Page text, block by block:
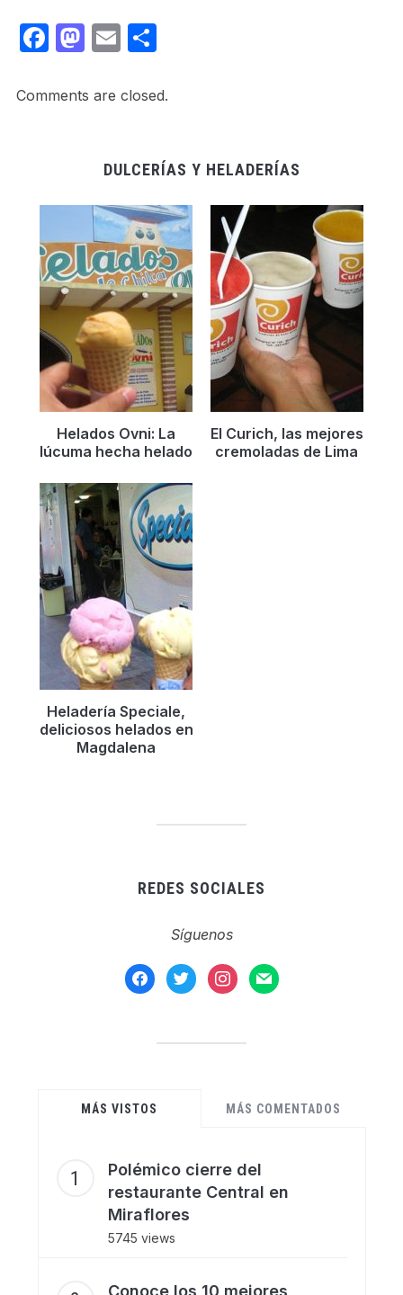
Facebook
Mastodon
EmailShare
Comments are closed.
DULCERÍAS Y HELADERÍAS
Helados Ovni: La
lúcuma hecha helado
El Curich, las mejores
cremoladas de Lima
Heladerí­a Speciale,
deliciosos helados en
Magdalena
REDES SOCIALES
Síguenos
facebook
twitter instagram
mail
MÁS VISTOS MÁS COMENTADOS
Polémico cierre del
restaurante Central en
Miraflores
5745 views
Conoce los 10 mejores